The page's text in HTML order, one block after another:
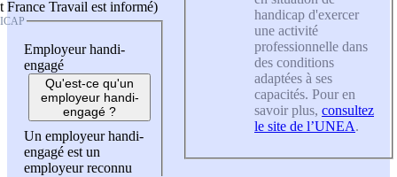
France Travail est informé)
Employeur handi-
engagé
Qu'est-ce qu'un
employeur handi-
engagé ?
Un employeur handi-
engagé est un
employeur reconnu
handicap d'exercer
une activité
professionnelle dans
des conditions
adaptées à ses
capacités. Pour en
savoir plus, consultez
le site de l’UNEA.